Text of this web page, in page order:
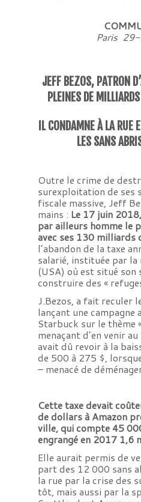
Paris
JEFF BEZOS, PATRON
PLEINES DE
IL CONDAMNE À LA RUE
LES SANS
Outre le crime de
surexploitation de ses
fiscale massive, Jeff
mains : Le 17 juin
par ailleurs homme le
avec ses 130 milliards
l’abandon de la taxe
salarié, instituée par
(USA) où est situé son
construire des «
J.Bezos, a fait reculer
lançant une campagne
Starbuck sur le thème
menaçant d’en venir
avait dû revoir à la
de 500 à 275 $,
– menacé de
Cette taxe devait
de dollars à Amazon
ville, qui compte 45
engrangé en 2017
Elle aurait permis de
part des 12 000 sans
la rue par la crise des
tôt, mais aussi par la